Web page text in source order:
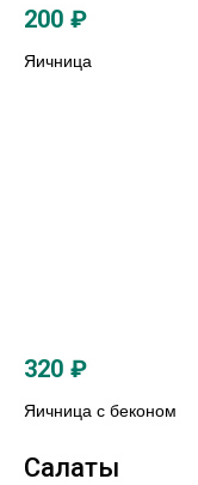
200 ₽
Яичница
320 ₽
Яичница с беконом
Салаты